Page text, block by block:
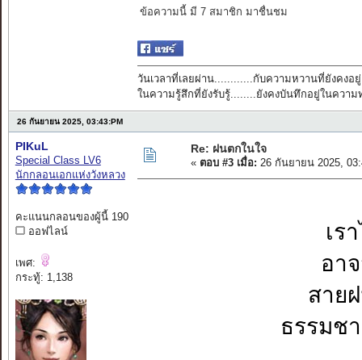
ข้อความนี้ มี 7 สมาชิก มาชื่นชม
วันเวลาที่เลยผ่าน............กับความหวานที่ยังคงอยู่
ในความรู้สึกที่ยังรับรู้........ยังคงบันทึกอยู่ในความ
26 กันยายน 2025, 03:43:PM
PIKuL
Special Class LV6
นักกลอนเอกแห่งวังหลวง
คะแนนกลอนของผู้นี้ 190
ออฟไลน์
เพศ:
กระทู้: 1,138
Re: ฝนตกในใจ
« ตอบ #3 เมื่อ: 26 กันยายน 2025,
เร
อา
สาย
ธรรมช